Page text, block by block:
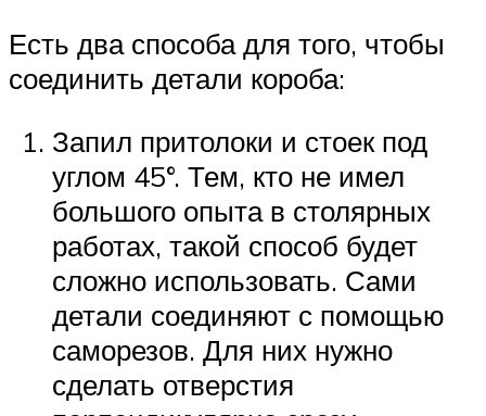
Есть два способа для того, чтобы
соединить детали короба:
Запил притолоки и стоек под
углом 45°. Тем, кто не имел
большого опыта в столярных
работах, такой способ будет
сложно использовать. Сами
детали соединяют с помощью
саморезов. Для них нужно
сделать отверстия